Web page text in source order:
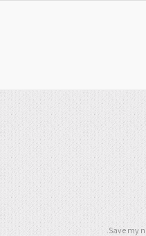
Save my